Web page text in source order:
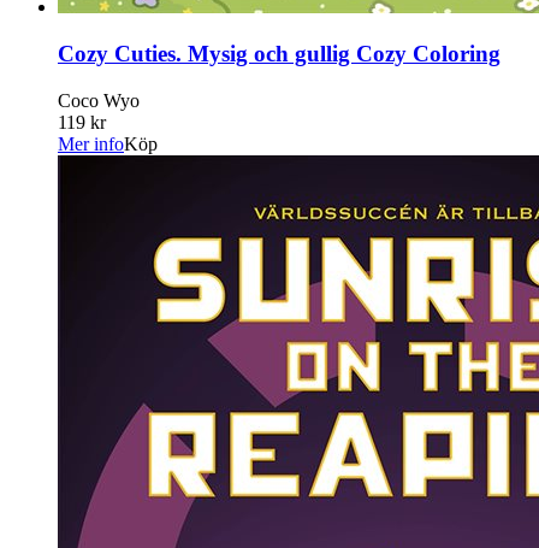
Cozy Cuties. Mysig och gullig Cozy Coloring
Coco Wyo
119 kr
Mer infoKöp